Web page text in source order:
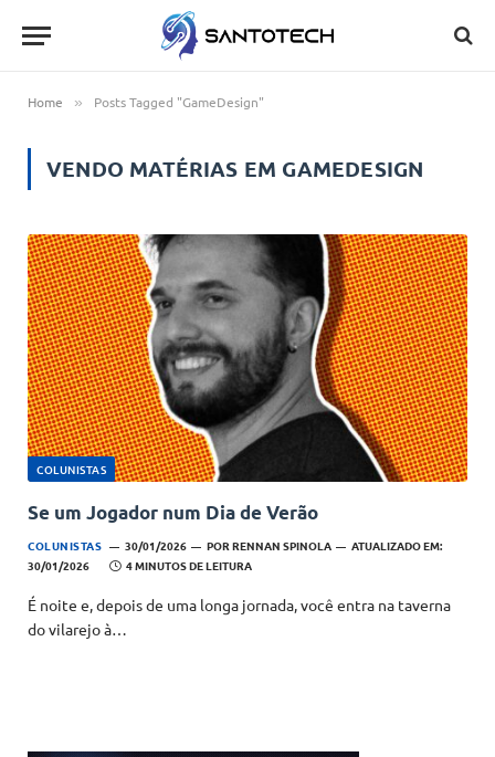
Home » Posts Tagged "GameDesign"
VENDO MATÉRIAS EM GAMEDESIGN
COLUNISTAS
Se um Jogador num Dia de Verão
COLUNISTAS 30/01/2026 POR RENNAN SPINOLA
ATUALIZADO EM:
30/01/2026
4 MINUTOS DE LEITURA
É noite e, depois de uma longa jornada, você entra na taverna
do vilarejo à…